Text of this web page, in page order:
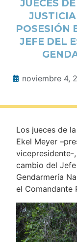
JUECES
POSESIÓN
JEFE DEL
noviembre 4,
Los jueces de
Ekel Meyer
vicepresidente-
cambio del
Gendarmería
el Comandante